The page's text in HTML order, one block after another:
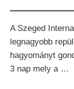
A Szeged
legnagyobb
hagyományt
3 nap mely a …